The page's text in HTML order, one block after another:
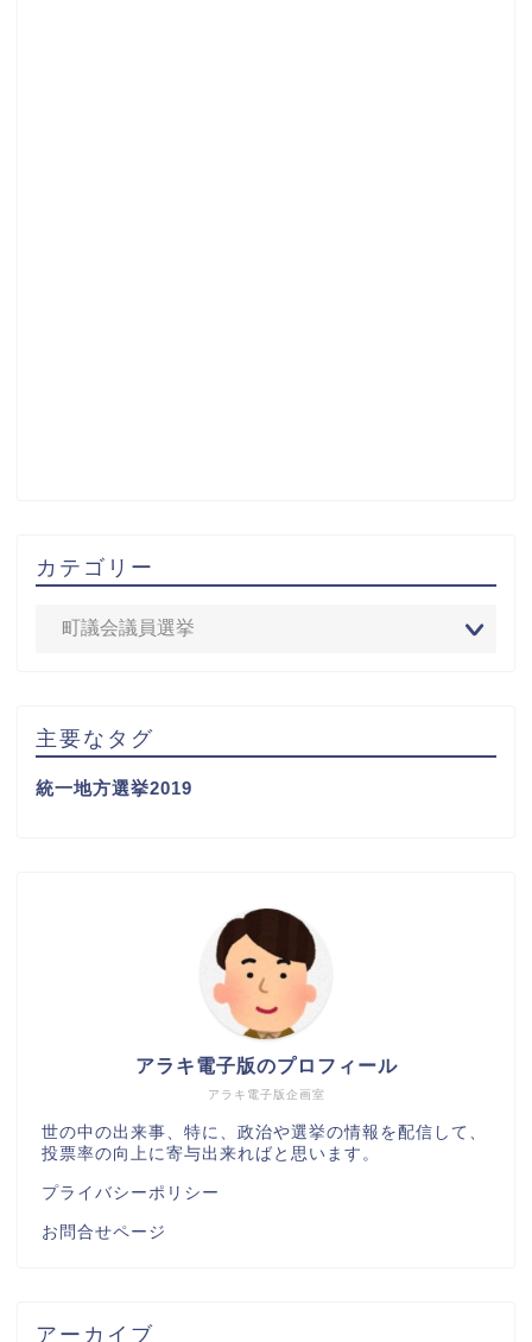
カテゴリー
主要なタグ
統一地方選挙2019
アラキ電子版企画室
アラキ電子版のプロフィール
世の中の出来事、特に、政治や選挙の情報を配信して、
投票率の向上に寄与出来ればと思います。
プライバシーポリシー
お問合せページ
アーカイブ